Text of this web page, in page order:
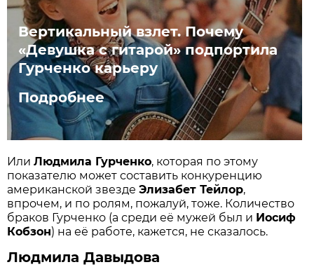
Вертикальный взлет. Почему
«Девушка с гитарой» подпортила
Гурченко карьеру
Подробнее
ИлиЛюдмила Гурченко, которая по этому
показателю может составить конкуренцию
американской звездеЭлизабет Тейлор,
впрочем, и по ролям, пожалуй, тоже. Количество
браков Гурченко (а среди её мужей был и Иосиф
Кобзон) на её работе, кажется, не сказалось.
Людмила Давыдова